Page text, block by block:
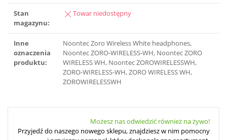
Stan
magazynu:
Towar niedostępny
Inne
oznaczenia
produktu:
Noontec Zoro Wireless White headphones,
Noontec ZORO-WIRELESS-WH, Noontec ZORO
WIRELESS WH, Noontec ZOROWIRELESSWH,
ZORO-WIRELESS-WH, ZORO WIRELESS WH,
ZOROWIRELESSWH
Możesz nas odwiedzić również na żywo!
Przyjedź do naszego nowego sklepu, znajdziesz w nim pomocny